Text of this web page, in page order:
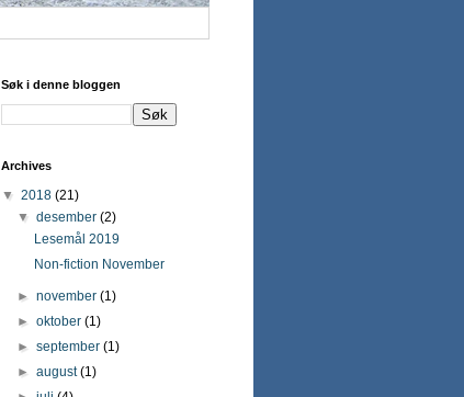
Søk i denne bloggen
Archives
▼ 2018 (21)
▼desember(2)
Lesemål 2019
Non-fiction November
►november(1)
►oktober(1)
►september(1)
►august(1)